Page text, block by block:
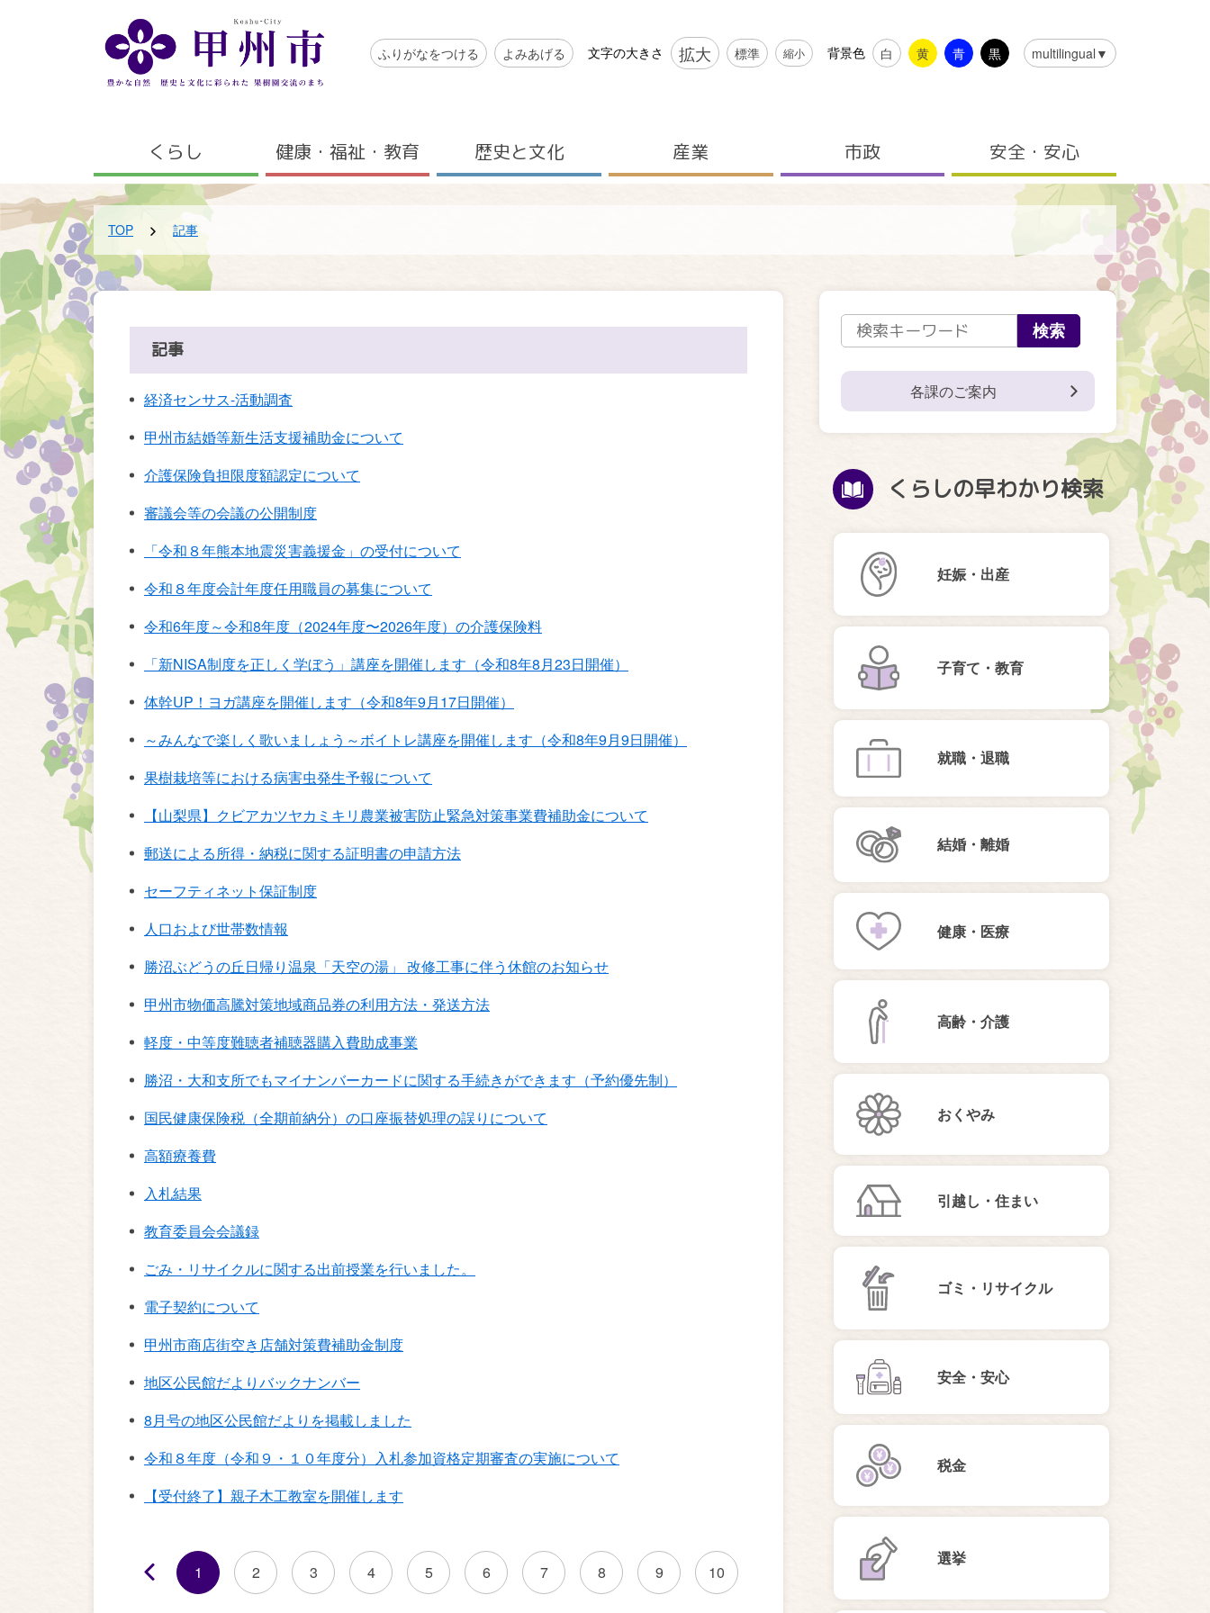
アクセシビリティツール
ふりがなをつける よみあげる 文字の大きさ 拡大 標準 縮小 背景色 白 黄 青 黒 multilingual▼
くらし 健康・福祉・教育 歴史と文化 産業 市政 安全・安心
TOP 記事
記事
経済センサス-活動調査
甲州市結婚等新生活支援補助金について
介護保険負担限度額認定について
審議会等の会議の公開制度
「令和８年熊本地震災害義援金」の受付について
令和８年度会計年度任用職員の募集について
令和6年度～令和8年度（2024年度〜2026年度）の介護保険料
「新NISA制度を正しく学ぼう」講座を開催します（令和8年8月23日開催）
体幹UP！ヨガ講座を開催します（令和8年9月17日開催）
～みんなで楽しく歌いましょう～ボイトレ講座を開催します（令和8年9月9日開催）
果樹栽培等における病害虫発生予報について
【山梨県】クビアカツヤカミキリ農業被害防止緊急対策事業費補助金について
郵送による所得・納税に関する証明書の申請方法
セーフティネット保証制度
人口および世帯数情報
勝沼ぶどうの丘日帰り温泉「天空の湯」 改修工事に伴う休館のお知らせ
甲州市物価高騰対策地域商品券の利用方法・発送方法
軽度・中等度難聴者補聴器購入費助成事業
勝沼・大和支所でもマイナンバーカードに関する手続きができます（予約優先制）
国民健康保険税（全期前納分）の口座振替処理の誤りについて
高額療養費
入札結果
教育委員会会議録
ごみ・リサイクルに関する出前授業を行いました。
電子契約について
甲州市商店街空き店舗対策費補助金制度
地区公民館だよりバックナンバー
8月号の地区公民館だよりを掲載しました
令和８年度（令和９・１０年度分）入札参加資格定期審査の実施について
【受付終了】親子木工教室を開催します
1 2 3 4 5 6 7 8 9 10
各課のご案内
くらしの早わかり検索
妊娠・出産
子育て・教育
就職・退職
結婚・離婚
健康・医療
高齢・介護
おくやみ
引越し・住まい
ゴミ・リサイクル
安全・安心
税金
選挙